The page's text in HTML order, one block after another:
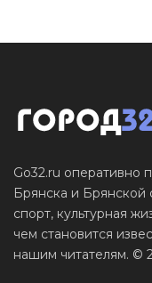
Go32.ru оперативно
Брянска и Брянской
спорт, культурная
чем становится
нашим читателям. ©